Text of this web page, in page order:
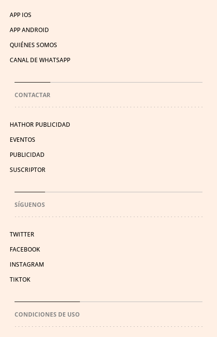
APP IOS
APP ANDROID
QUIÉNES SOMOS
CANAL DE WHATSAPP
CONTACTAR
HATHOR PUBLICIDAD
EVENTOS
PUBLICIDAD
SUSCRIPTOR
SÍGUENOS
TWITTER
FACEBOOK
INSTAGRAM
TIKTOK
CONDICIONES DE USO